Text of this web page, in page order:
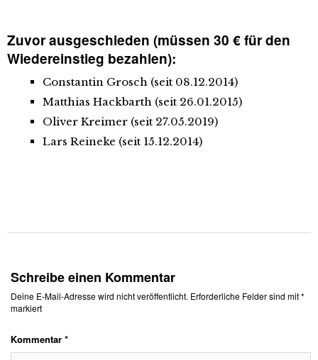
Zuvor ausgeschieden (müssen 30 € für den
Wiedereinstieg bezahlen):
Constantin Grosch (seit 08.12.2014)
Matthias Hackbarth (seit 26.01.2015)
Oliver Kreimer (seit 27.05.2019)
Lars Reineke (seit 15.12.2014)
Schreibe einen Kommentar
Deine E-Mail-Adresse wird nicht veröffentlicht. Erforderliche Felder sind mit*
markiert
Kommentar *